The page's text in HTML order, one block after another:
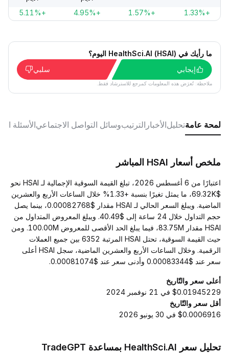
+1.33%
+1.57%
+4.95%
+5.11%
ما رأيك في HealthSci.AI (HSAI) اليوم؟
إيجابي
سلبي
ملاحظة: تُعرَض هذه المعلومات كمرجع للاسترشاد فقط.
لمحة عامةتحليلالأخبار الترتيبوسائل التواصل الاجتماعيالأسئلة
ملخص أسعار HSAI المباشر
اعتبارًا من 6 أغسطس 2026، تبلغ القيمة السوقية الإجمالية لـ HSAI نحو
$69.32K، ما يمثل تغيرًا بنسبة +1.33% خلال الساعات الأربع والعشرين
الماضية. ويبلغ السعر الحالي لـ HSAI مقدار $0.00082768، بينما يصل
حجم التداول خلال 24 ساعة إلى $40.49. ويبلغ المعروض المتداول من
HSAI مقدار 83.75M، فيما يبلغ الحد الأقصى للمعروض 100.00M. ومن
حيث القيمة السوقية، تحتل HSAI المرتبة 6352 بين جميع العملات
الرقمية. وخلال الساعات الأربع والعشرين الماضية، سجل HSAI أعلى
سعر عند $0.00083344 وأدنى سعر عند $0.00081074.
أعلى سعر والتّاريخ
$0.01945229 في 21 نوفمبر 2024
أقل سعر والتّاريخ
$0.0006916 في 30 يونيو 2026
تحليل سعر HealthSci.AI بمساعدة TradeGPT